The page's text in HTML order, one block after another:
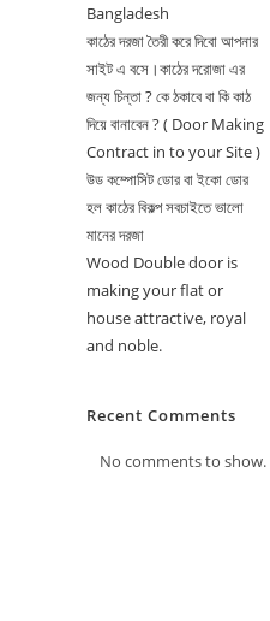
Bangladesh
কাঠের দরজা তৈরী করে দিবো আপনার
সাইট এ বসে।কাঠের দরোজা এর
জন্য চিন্তা ? কে ঠকাবে বা কি কাঠ
দিয়ে বানাবেন ? ( Door Making
Contract in to your Site )
উড কম্পোসিট ডোর বা ইকো ডোর
হল কাঠের বিকল্প সবচাইতে ভালো
মানের দরজা
Wood Double door is
making your flat or
house attractive, royal
and noble.
Recent Comments
No comments to show.